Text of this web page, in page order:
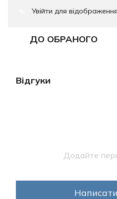
Увійти для
ДО ОБРАНОГО
Відгуки
Додайте